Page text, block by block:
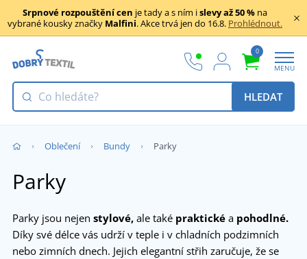
Srpnové rozpouštění cen je tady a s ním islevy až 50 % na
vybrané kousky značky Malfini. Akce trvá jen do 16.8. Prohlédnout.
0
MENU
HLEDAT
Oblečení Bundy Parky
Parky
Parky jsou nejen stylové, ale také praktické a pohodlné.
Díky své délce vás udrží v teple i v chladních podzimních
nebo zimních dnech. Jejich elegantní střih zaručuje, že se